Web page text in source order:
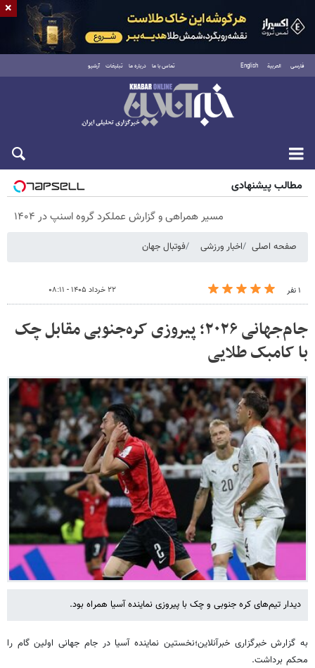
فارسی العربية English تماس با ما درباره ما تبلیغات آرشیو
شنبه ۱۷ مرداد ۱۴۰۵
مطالب پیشنهادی
مسیر همراهی و گزارش عملکرد گروه اسنپ در ۱۴۰۴
صفحه اصلی اخبار ورزشی فوتبال جهان
۱ نفر ۲۲ خرداد ۱۴۰۵ - ۰۸:۱۱
جام‌جهانی ۲۰۲۶؛ پیروزی کره‌جنوبی مقابل چک
با کامبک طلایی
دیدار تیم‌های کره جنوبی و چک با پیروزی نماینده آسیا همراه بود.
به گزارش خبرگزاری خبرآنلاین؛نخستین نماینده آسیا در جام جهانی اولین گام را
محکم برداشت.
×